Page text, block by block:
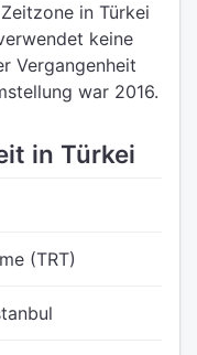
in Türkei
keine
Vergangenheit
war 2016.
in Türkei
(TRT)